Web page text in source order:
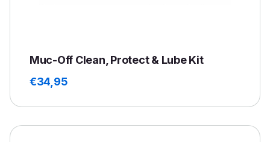
Muc-Off Clean, Protect & Lube Kit
€34,95